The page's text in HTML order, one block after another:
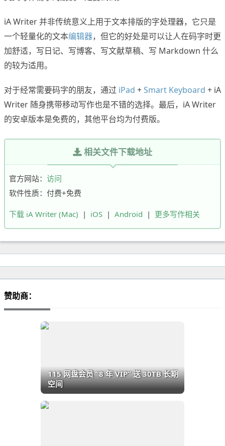
iA Writer 并非传统意义上用于文本排版的字处理器，它只是
一个轻量化的文本编辑器，但它的好处是可以让人在码字时更
加舒适，写日记、写博客、写文献草稿、写 Markdown 什么
的较为适用。
对于经常需要码字的朋友，通过 iPad +Smart Keyboard + iA
Writer 随身携带移动写作也是不错的选择。最后，iA Writer
的安卓版本是免费的，其他平台均为付费版。
相关文件下载地址
官方网站： 访问
软件性质：付费+免费
下载 iA Writer (Mac) | iOS | Android | 更多写作相关
赞助商：
115 网盘会员 “8 年 VIP” 送 30TB 长期
空间